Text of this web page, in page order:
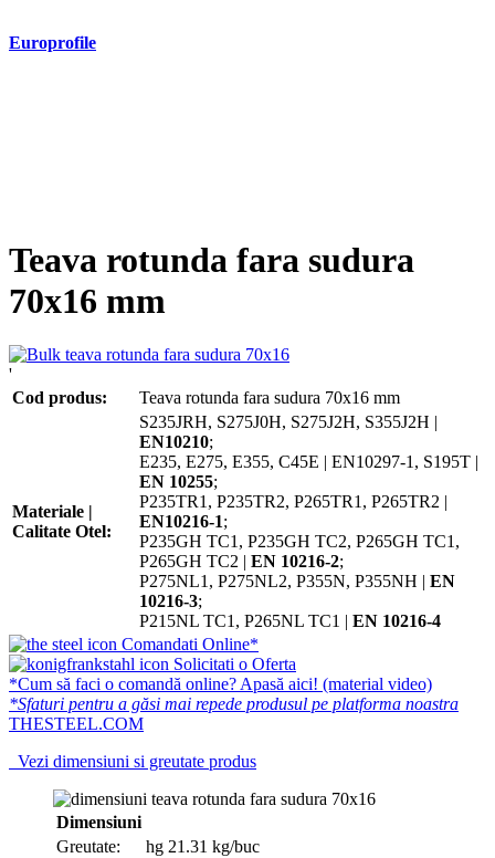
Europrofile
Teava rotunda fara sudura
70x16 mm
'
Cod produs:
Teava rotunda fara sudura 70x16 mm
Materiale |
Calitate Otel:
S235JRH, S275J0H, S275J2H, S355J2H |
EN10210;
E235, E275, E355, C45E | EN10297-1, S195T |
EN 10255;
P235TR1, P235TR2, P265TR1, P265TR2 |
EN10216-1;
P235GH TC1, P235GH TC2, P265GH TC1,
P265GH TC2 | EN 10216-2;
P275NL1, P275NL2, P355N, P355NH | EN
10216-3;
P215NL TC1, P265NL TC1 | EN 10216-4
Comandati Online*
Solicitati o Oferta
*Cum să faci o comandă online? Apasă aici! (material video)
*Sfaturi pentru a găsi mai repede produsul pe platforma noastra
THESTEEL.COM
Vezi dimensiuni si greutate produs
Dimensiuni
Greutate:
hg 21.31 kg/buc